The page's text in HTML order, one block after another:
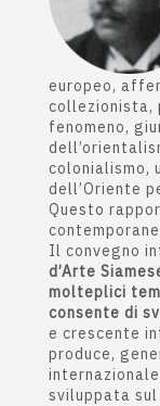
europeo,
collezionista,
fenomeno,
colonialismo,
dell’Oriente
Questo
Il convegno
d’Arte
molteplici
consente di
e crescente
produce,
sviluppata